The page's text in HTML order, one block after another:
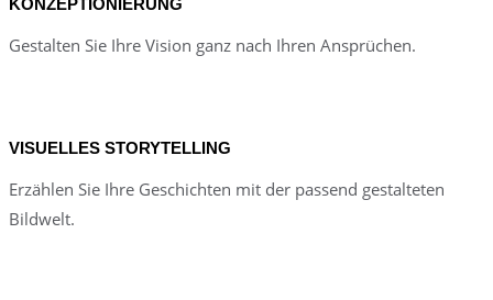
Gestalten Sie Ihre Vision ganz nach Ihren Ansprüchen.
VISUELLES STORYTELLING
Erzählen Sie Ihre Geschichten mit der passend gestalteten
Bildwelt.